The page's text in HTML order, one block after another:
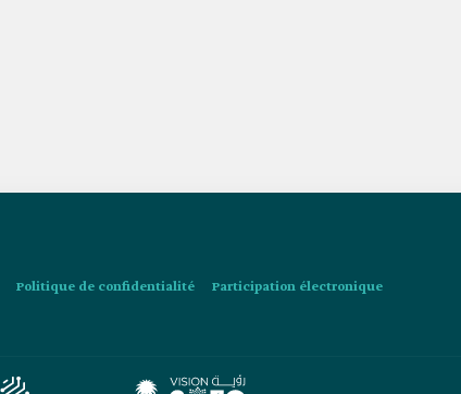
Politique de confidentialité
Participation électronique